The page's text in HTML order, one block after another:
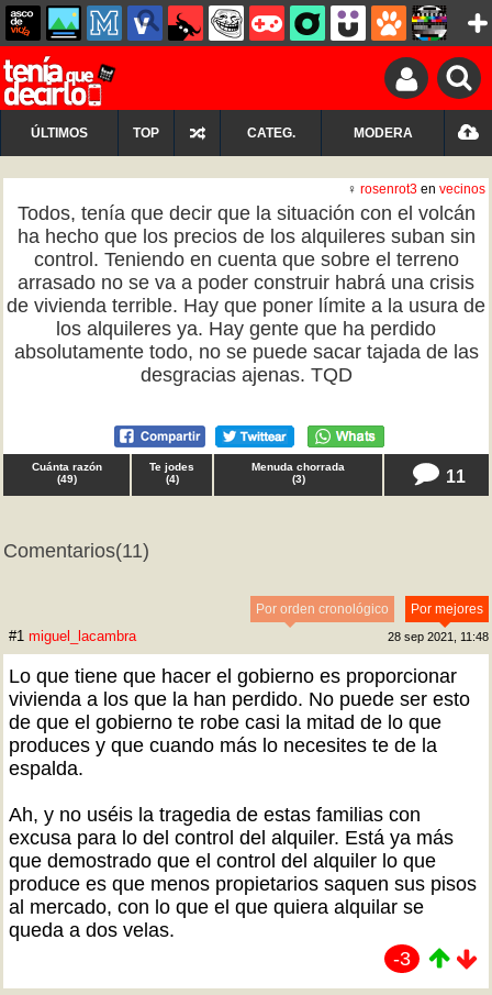
ÚLTIMOS TOP CATEG. MODERA
♀ rosenrot3 en vecinos
Todos, tenía que decir que la situación con el volcán
ha hecho que los precios de los alquileres suban sin
control. Teniendo en cuenta que sobre el terreno
arrasado no se va a poder construir habrá una crisis
de vivienda terrible. Hay que poner límite a la usura de
los alquileres ya. Hay gente que ha perdido
absolutamente todo, no se puede sacar tajada de las
desgracias ajenas. TQD
Cuánta razón
(49)
Te jodes
(4)
Menuda chorrada
(3) 11
Comentarios(11)
Por mejores
Por orden cronológico
#1 miguel_lacambra 28 sep 2021, 11:48
Lo que tiene que hacer el gobierno es proporcionar
vivienda a los que la han perdido. No puede ser esto
de que el gobierno te robe casi la mitad de lo que
produces y que cuando más lo necesites te de la
espalda.
Ah, y no uséis la tragedia de estas familias con
excusa para lo del control del alquiler. Está ya más
que demostrado que el control del alquiler lo que
produce es que menos propietarios saquen sus pisos
al mercado, con lo que el que quiera alquilar se
queda a dos velas.
-3